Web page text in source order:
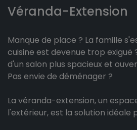
Véranda-Extension
Manque de place ? La famille
cuisine est devenue trop exiguë
d'un salon plus spacieux et
Pas envie de déménager ?
La véranda-extension, un
l'extérieur, est la solution idéale